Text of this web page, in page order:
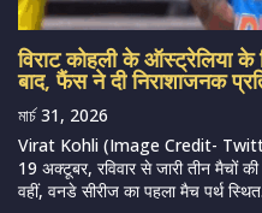
विराट कोहली के ऑस्ट्रेलिया
बाद, फैंस ने दी निराशाजनक
মার্চ 31, 2026
Virat Kohli (Image Credit-
19 अक्टूबर, रविवार से जारी तीन मैचों
वहीं, वनडे सीरीज का पहला मैच पर्थ